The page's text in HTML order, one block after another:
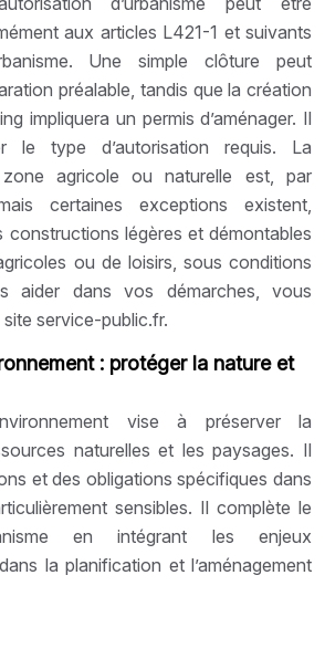
aux articles L421-1 et suivants
Une simple clôture peut
préalable, tandis que la création
impliquera un permis d’aménager. Il
le type d’autorisation requis. La
agricole ou naturelle est, par
certaines exceptions existent,
constructions légères et démontables
ou de loisirs, sous conditions
aider dans vos démarches, vous
service-public.fr.
: protéger la nature et
vise à préserver la
naturelles et les paysages. Il
et des obligations spécifiques dans
sensibles. Il complète le
en intégrant les enjeux
la planification et l’aménagement